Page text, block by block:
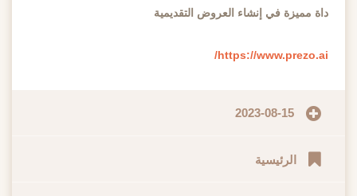
داة مميزة في إنشاء العروض التقديمية
https://www.prezo.ai/
2023-08-15
الرئيسية